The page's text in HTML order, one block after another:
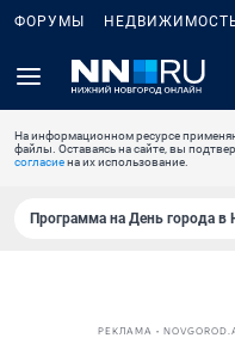
ФОРУМЫ
На информационном ресурсе
файлы. Оставаясь на сайте, вы
согласиена их использование.
Программа на День города
РЕКЛАМА •